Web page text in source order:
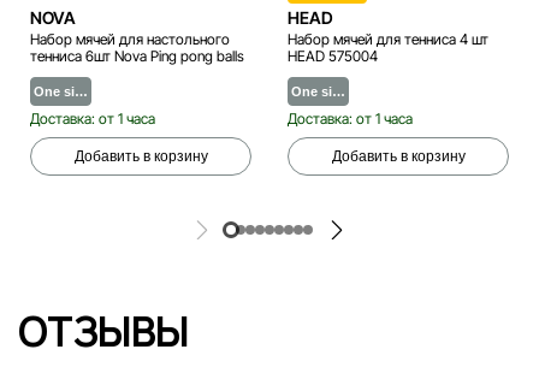
NOVA
Набор мячей для настольного
тенниса 6шт Nova Ping pong balls
One si…
Доставка: от 1 часа
Добавить в корзину
HEAD
Набор мячей для тенниса 4 шт
HEAD 575004
One si…
Доставка: от 1 часа
Добавить в корзину
ОТЗЫВЫ